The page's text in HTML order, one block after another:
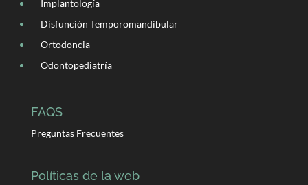
Implantología
Disfunción Temporomandibular
Ortodoncia
Odontopediatría
FAQS
Preguntas Frecuentes
Políticas de la web